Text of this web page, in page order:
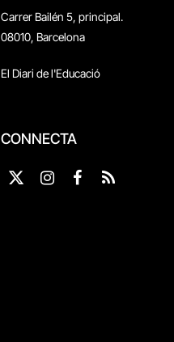
Carrer Bailén 5, principal.
08010, Barcelona
El Diari de l'Educació
CONNECTA
X
Instagram
Facebook
RSS